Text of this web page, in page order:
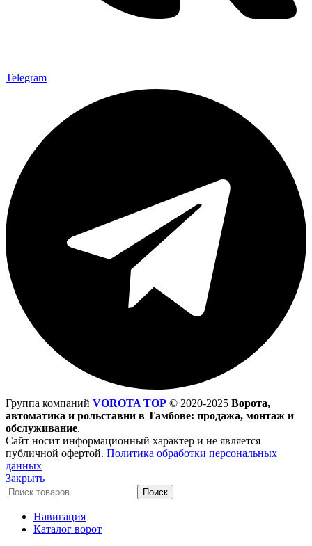
Telegram
Группа компаний VOROTA TOP © 2020-2025 Ворота,
автоматика и рольставни в Тамбове: продажа, монтаж и
обслуживание.
Сайт носит информационный характер и не является
публичной офертой. Политика обработки персональных
данных
Закрыть
Поиск
Навигация
Каталог ворот